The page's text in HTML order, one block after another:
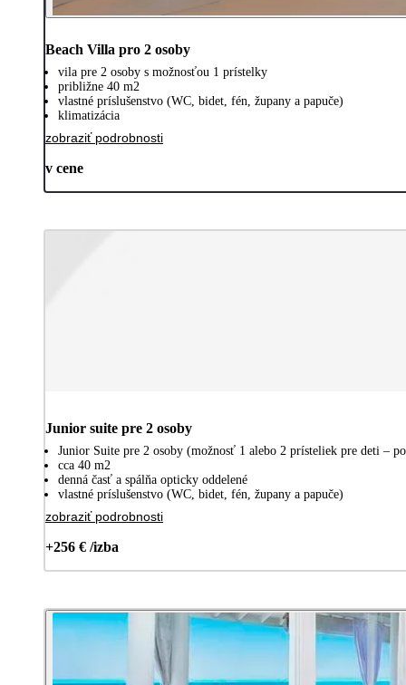
Beach Villa pro 2 osoby
vila pre 2 osoby s možnosťou 1 prístelky
približne 40 m2
vlastné príslušenstvo (WC, bidet, fén, župany a papuče)
klimatizácia
zobraziť podrobnosti
v cene
Junior suite pre 2 osoby
Junior Suite pre 2 osoby (možnosť 1 alebo 2 prísteliek pre deti –
cca 40 m2
denná časť a spálňa opticky oddelené
vlastné príslušenstvo (WC, bidet, fén, župany a papuče)
zobraziť podrobnosti
+256 € /izba